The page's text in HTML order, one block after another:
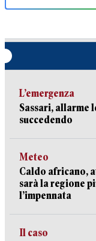
L’emergenza
Sassari, allarme
succedendo
Meteo
Caldo africano,
sarà la regione
l’impennata
Il caso